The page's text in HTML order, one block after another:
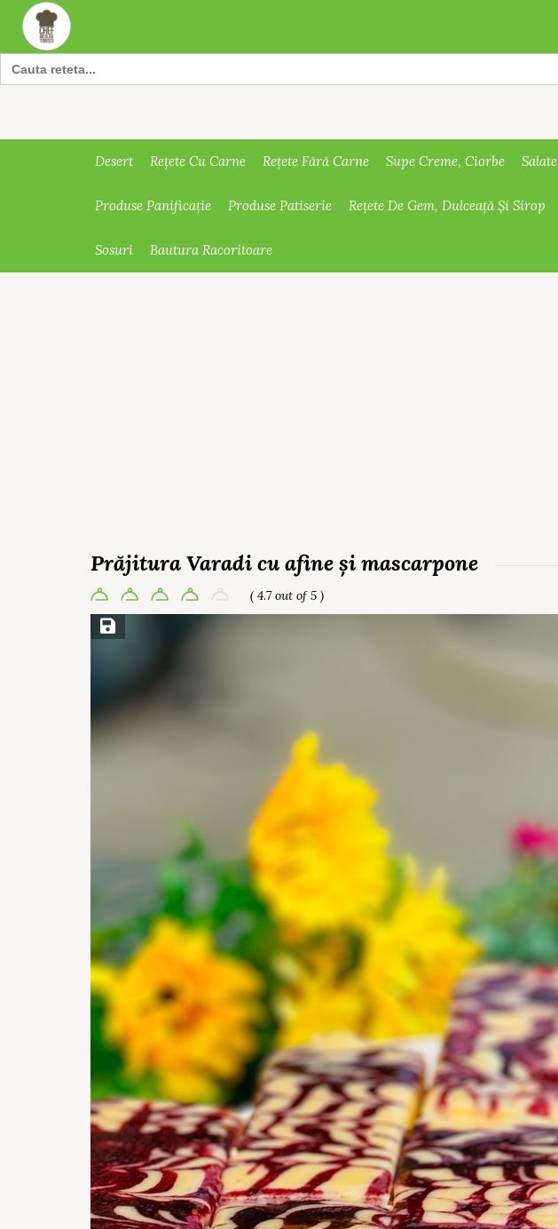
Search
for:
Desert Rețete Cu Carne Rețete Fără Carne Supe Creme, Ciorbe Salate
Produse Panificație Produse Patiserie Rețete De Gem, Dulceață Și Sirop
Sosuri Bautura Racoritoare
Prăjitura Varadi cu afine și mascarpone
( 4.7 out of 5 )
Save Recipe